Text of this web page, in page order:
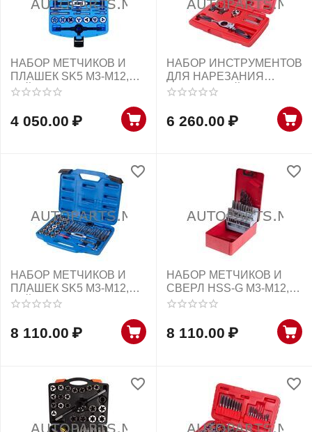
НАБОР МЕТЧИКОВ И
ПЛАШЕК SK5 M3-M12,
КЕЙС, 16 ПРЕДМЕТОВ
4 050.00 ₽
НАБОР ИНСТРУМЕНТОВ
ДЛЯ НАРЕЗАНИЯ
РЕЗЬБЫ, КЕЙС, 6
6 260.00 ₽
НАБОР МЕТЧИКОВ И
ПЛАШЕК SK5 M3-M12,
КЕЙС, 39 ПРЕДМЕТОВ
8 110.00 ₽
НАБОР МЕТЧИКОВ И
СВЕРЛ HSS-G М3-М12,
28 ПРЕДМЕТОВ KING
8 110.00 ₽